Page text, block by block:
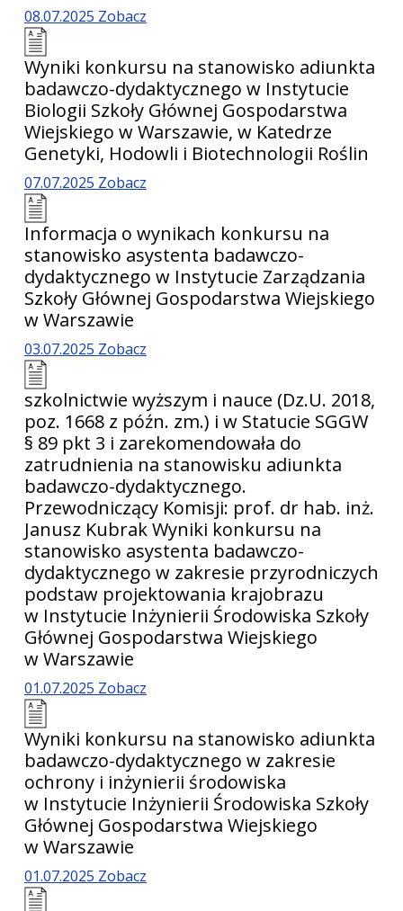
08.07.2025 Zobacz
Wyniki konkursu na stanowisko adiunkta
badawczo-dydaktycznego w Instytucie
Biologii Szkoły Głównej Gospodarstwa
Wiejskiego w Warszawie, w Katedrze
Genetyki, Hodowli i Biotechnologii Roślin
07.07.2025 Zobacz
Informacja o wynikach konkursu na
stanowisko asystenta badawczo-
dydaktycznego w Instytucie Zarządzania
Szkoły Głównej Gospodarstwa Wiejskiego
w Warszawie
03.07.2025 Zobacz
szkolnictwie wyższym i nauce (Dz.U. 2018,
poz. 1668 z późn. zm.) i w Statucie SGGW
§ 89 pkt 3 i zarekomendowała do
zatrudnienia na stanowisku adiunkta
badawczo-dydaktycznego.
Przewodniczący Komisji: prof. dr hab. inż.
Janusz Kubrak Wyniki konkursu na
stanowisko asystenta badawczo-
dydaktycznego w zakresie przyrodniczych
podstaw projektowania krajobrazu
w Instytucie Inżynierii Środowiska Szkoły
Głównej Gospodarstwa Wiejskiego
w Warszawie
01.07.2025 Zobacz
Wyniki konkursu na stanowisko adiunkta
badawczo-dydaktycznego w zakresie
ochrony i inżynierii środowiska
w Instytucie Inżynierii Środowiska Szkoły
Głównej Gospodarstwa Wiejskiego
w Warszawie
01.07.2025 Zobacz